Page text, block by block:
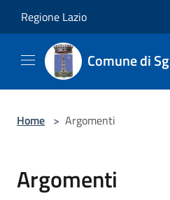
Regione Lazio
Comune di
Home > Argomenti
Argomenti